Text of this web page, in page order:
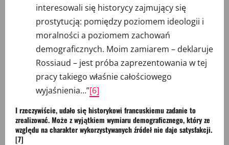
interesowali się historycy zajmujący się
prostytucją: pomiędzy poziomem ideologii i
moralności a poziomem zachowań
demograficznych. Moim zamiarem – deklaruje
Rossiaud – jest próba zaprezentowania w tej
pracy takiego właśnie całościowego
wyjaśnienia…”[6]
I rzeczywiście, udało się historykowi francuskiemu zadanie to
zrealizować. Może z wyjątkiem wymiaru demograficznego, który ze
względu na charakter wykorzystywanych źródeł nie daje satysfakcji.
[7]